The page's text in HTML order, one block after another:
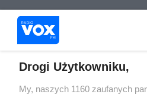
Drogi Użytkowniku,
My, naszych 1160 zaufanych